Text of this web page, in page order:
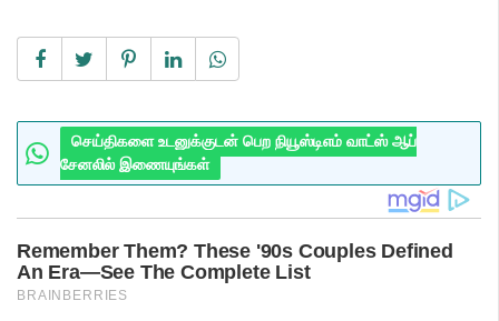
செய்திகளை உடனுக்குடன் பெற நியூஸ்டிஎம் வாட்ஸ் ஆப்
சேனலில் இணையுங்கள்